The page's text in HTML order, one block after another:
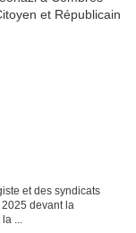
et des syndicats
devant la
...